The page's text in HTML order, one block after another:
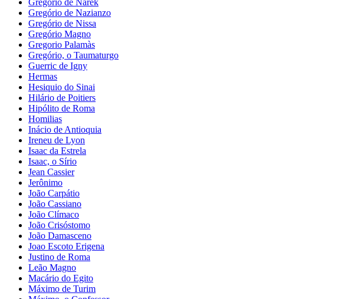
Gregório de Nazianzo
Gregório de Nissa
Gregório Magno
Gregorio Palamàs
Gregório, o Taumaturgo
Guerric de Igny
Hermas
Hesiquio do Sinai
Hilário de Poitiers
Hipólito de Roma
Homilias
Inácio de Antioquia
Ireneu de Lyon
Isaac da Estrela
Isaac, o Sírio
Jean Cassier
Jerônimo
João Carpátio
João Cassiano
João Clímaco
João Crisóstomo
João Damasceno
Joao Escoto Erigena
Justino de Roma
Leão Magno
Macário do Egito
Máximo de Turim